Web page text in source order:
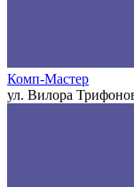
Комп-Мастер
ул. Вилора